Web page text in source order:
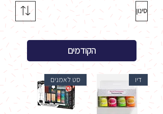
סינון
הקודמים
דיו סט לאמנים